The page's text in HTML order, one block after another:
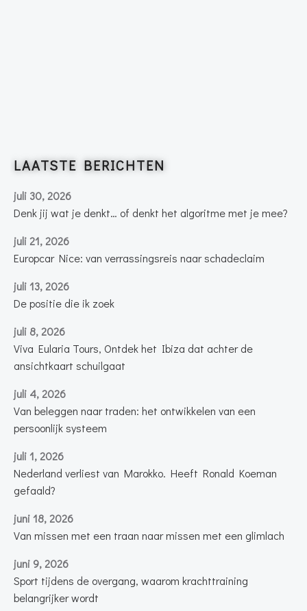
LAATSTE BERICHTEN
juli 30, 2026
Denk jij wat je denkt… of denkt het algoritme met je mee?
juli 21, 2026
Europcar Nice: van verrassingsreis naar schadeclaim
juli 13, 2026
De positie die ik zoek
juli 8, 2026
Viva Eularia Tours, Ontdek het Ibiza dat achter de
ansichtkaart schuilgaat
juli 4, 2026
Van beleggen naar traden: het ontwikkelen van een
persoonlijk systeem
juli 1, 2026
Nederland verliest van Marokko. Heeft Ronald Koeman
gefaald?
juni 18, 2026
Van missen met een traan naar missen met een glimlach
juni 9, 2026
Sport tijdens de overgang, waarom krachttraining
belangrijker wordt